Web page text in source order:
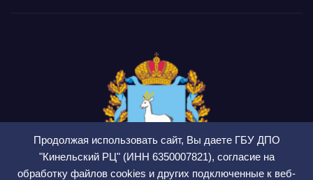
Продолжая использовать сайт, Вы даете ГБУ ДПО
"Кинельский РЦ" (ИНН 6350007821), согласие на
обработку файлов cookies и других подключенные к веб-